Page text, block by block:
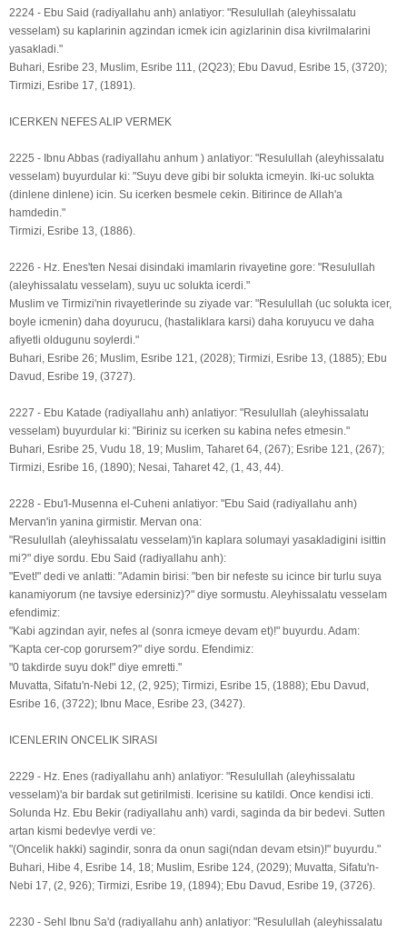
2224 - Ebu Said (radiyallahu anh) anlatiyor: "Resulullah (aleyhissalatu
vesselam) su kaplarinin agzindan icmek icin agizlarinin disa kivrilmalarini
yasakladi."
Buhari, Esribe 23, Muslim, Esribe 111, (2Q23); Ebu Davud, Esribe 15, (3720);
Tirmizi, Esribe 17, (1891).
ICERKEN NEFES ALIP VERMEK
2225 - Ibnu Abbas (radiyallahu anhum ) anlatiyor: "Resulullah (aleyhissalatu
vesselam) buyurdular ki: "Suyu deve gibi bir solukta icmeyin. Iki-uc solukta
(dinlene dinlene) icin. Su icerken besmele cekin. Bitirince de Allah'a
hamdedin."
Tirmizi, Esribe 13, (1886).
2226 - Hz. Enes'ten Nesai disindaki imamlarin rivayetine gore: "Resulullah
(aleyhissalatu vesselam), suyu uc solukta icerdi."
Muslim ve Tirmizi'nin rivayetlerinde su ziyade var: "Resulullah (uc solukta icer,
boyle icmenin) daha doyurucu, (hastaliklara karsi) daha koruyucu ve daha
afiyetli oldugunu soylerdi."
Buhari, Esribe 26; Muslim, Esribe 121, (2028); Tirmizi, Esribe 13, (1885); Ebu
Davud, Esribe 19, (3727).
2227 - Ebu Katade (radiyallahu anh) anlatiyor: "Resulullah (aleyhissalatu
vesselam) buyurdular ki: "Biriniz su icerken su kabina nefes etmesin."
Buhari, Esribe 25, Vudu 18, 19; Muslim, Taharet 64, (267); Esribe 121, (267);
Tirmizi, Esribe 16, (1890); Nesai, Taharet 42, (1, 43, 44).
2228 - Ebu'l-Musenna el-Cuheni anlatiyor: "Ebu Said (radiyallahu anh)
Mervan'in yanina girmistir. Mervan ona:
"Resulullah (aleyhissalatu vesselam)'in kaplara solumayi yasakladigini isittin
mi?" diye sordu. Ebu Said (radiyallahu anh):
"Evet!" dedi ve anlatti: "Adamin birisi: "ben bir nefeste su icince bir turlu suya
kanamiyorum (ne tavsiye edersiniz)?" diye sormustu. Aleyhissalatu vesselam
efendimiz:
"Kabi agzindan ayir, nefes al (sonra icmeye devam et)!" buyurdu. Adam:
"Kapta cer-cop gorursem?" diye sordu. Efendimiz:
"0 takdirde suyu dok!" diye emretti."
Muvatta, Sifatu'n-Nebi 12, (2, 925); Tirmizi, Esribe 15, (1888); Ebu Davud,
Esribe 16, (3722); Ibnu Mace, Esribe 23, (3427).
ICENLERIN ONCELIK SIRASI
2229 - Hz. Enes (radiyallahu anh) anlatiyor: "Resulullah (aleyhissalatu
vesselam)'a bir bardak sut getirilmisti. Icerisine su katildi. Once kendisi icti.
Solunda Hz. Ebu Bekir (radiyallahu anh) vardi, saginda da bir bedevi. Sutten
artan kismi bedevlye verdi ve:
"(Oncelik hakki) sagindir, sonra da onun sagi(ndan devam etsin)!" buyurdu."
Buhari, Hibe 4, Esribe 14, 18; Muslim, Esribe 124, (2029); Muvatta, Sifatu'n-
Nebi 17, (2, 926); Tirmizi, Esribe 19, (1894); Ebu Davud, Esribe 19, (3726).
2230 - Sehl Ibnu Sa'd (radiyallahu anh) anlatiyor: "Resulullah (aleyhissalatu